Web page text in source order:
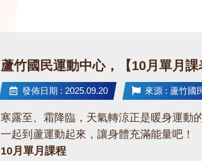
蘆竹國民運動中心，【10月單月課
發佈日期 : 2025.09.20 來源 : 蘆竹國
寒露至、霜降臨，天氣轉涼正是暖身運動
一起到蘆運動起來，讓身體充滿能量吧！
10月單月課程